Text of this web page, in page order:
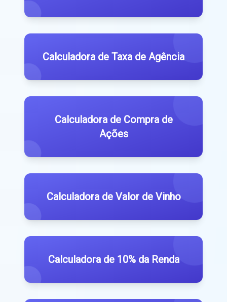
Calculadora de Taxa de Agência
Calculadora de Compra de
Ações
Calculadora de Valor de Vinho
Calculadora de 10% da Renda